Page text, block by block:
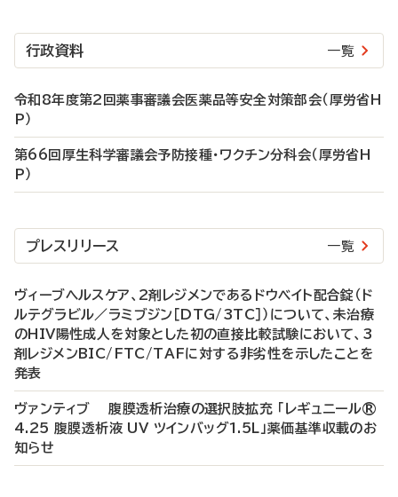
行政資料 一覧
令和8年度第2回薬事審議会医薬品等安全対策部会（厚労省H
P）
第66回厚生科学審議会予防接種・ワクチン分科会（厚労省H
P）
プレスリリース 一覧
ヴィーブヘルスケア、2剤レジメンであるドウベイト配合錠（ド
ルテグラビル／ラミブジン［DTG/3TC］）について、未治療
のHIV陽性成人を対象とした初の直接比較試験において、3
剤レジメンBIC/FTC/TAFに対する非劣性を示したことを
発表
ヴァンティブ 腹膜透析治療の選択肢拡充 「レギュニール®
4.25 腹膜透析液 UV ツインバッグ1.5L」薬価基準収載のお
知らせ